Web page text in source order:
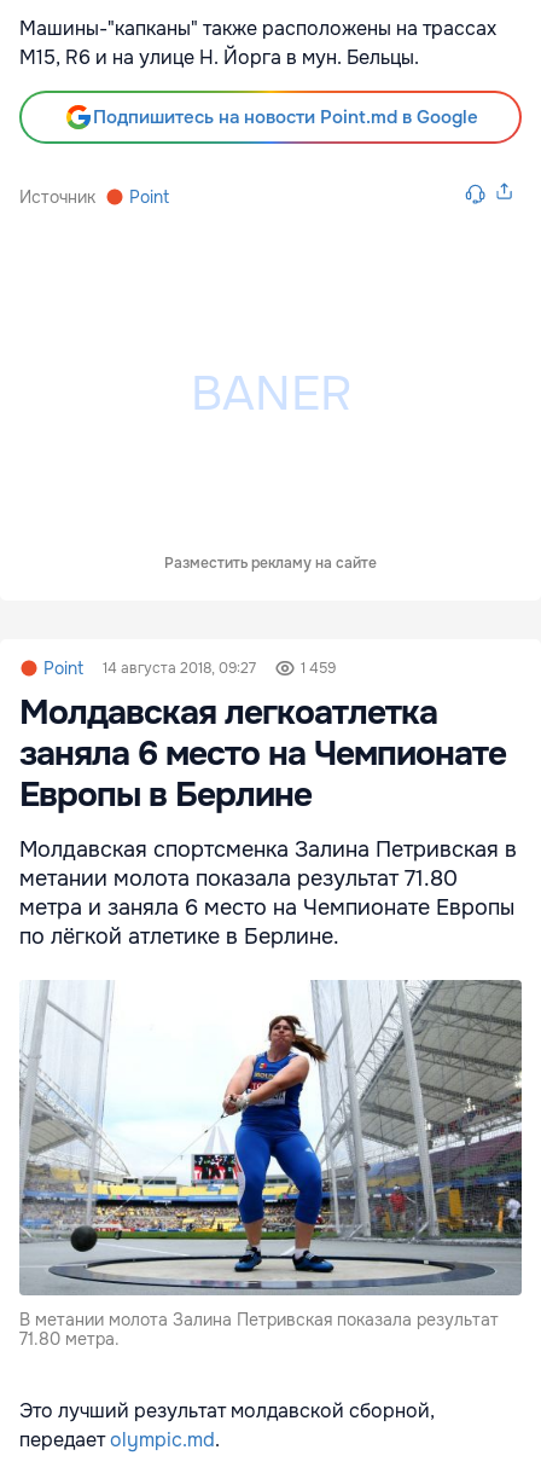
Машины-"капканы" также расположены на трассах
M15, R6 и на улице Н. Йорга в мун. Бельцы.
Подпишитесь на новости Point.md в Google
Источник Point
Разместить рекламу на сайте
Point 14 августа 2018, 09:27 1 459
Молдавская легкоатлетка
заняла 6 место на Чемпионате
Европы в Берлине
Молдавская спортсменка Залина Петривская в
метании молота показала результат 71.80
метра и заняла 6 место на Чемпионате Европы
по лёгкой атлетике в Берлине.
В метании молота Залина Петривская показала результат
71.80 метра.
Это лучший результат молдавской сборной,
передаетolympic.md.